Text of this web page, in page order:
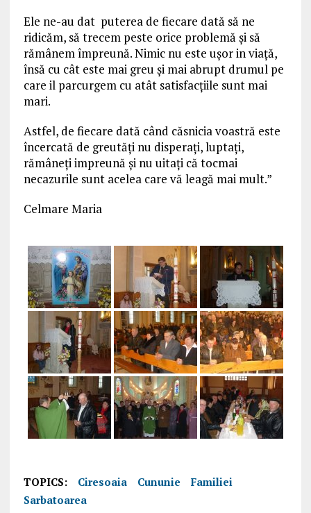
Ele ne-au dat puterea de fiecare dată să ne
ridicăm, să trecem peste orice problemă și să
rămânem împreună. Nimic nu este ușor in viață,
însă cu cât este mai greu și mai abrupt drumul pe
care il parcurgem cu atât satisfacțiile sunt mai
mari.
Astfel, de fiecare dată când căsnicia voastră este
încercată de greutăți nu disperați, luptați,
rămâneți impreună și nu uitați că tocmai
necazurile sunt acelea care vă leagă mai mult.”
Celmare Maria
TOPICS: Ciresoaia Cununie
Familiei
Sarbatoarea